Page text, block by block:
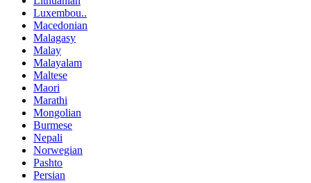
Luxembou..
Macedonian
Malagasy
Malay
Malayalam
Maltese
Maori
Marathi
Mongolian
Burmese
Nepali
Norwegian
Pashto
Persian